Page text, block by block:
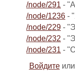
/node/291 -
/node/1236 -
/node/229 -
/node/232 -
/node/231 -
Войдите